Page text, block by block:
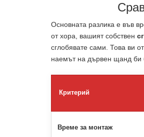
Основната разлика е във
от хора, вашият собствен
сглобявате сами. Това ви
наемът на дървен щанд би
Критерий
Време за монтаж